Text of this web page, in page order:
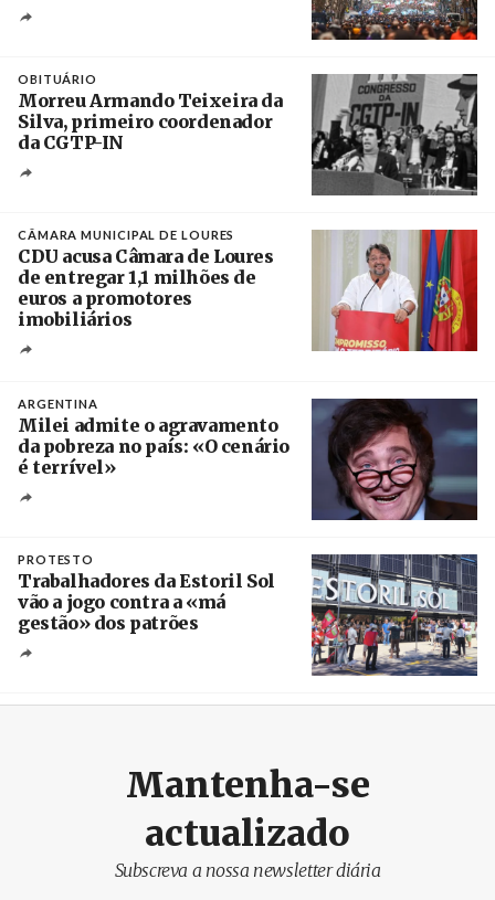
OBITUÁRIO
Morreu Armando Teixeira da
Silva, primeiro coordenador
da CGTP-IN
CÂMARA MUNICIPAL DE LOURES
CDU acusa Câmara de Loures
de entregar 1,1 milhões de
euros a promotores
imobiliários
ARGENTINA
Milei admite o agravamento
da pobreza no país: «O cenário
é terrível»
PROTESTO
Trabalhadores da Estoril Sol
vão a jogo contra a «má
gestão» dos patrões
Mantenha-se
actualizado
Subscreva a nossa newsletter diária